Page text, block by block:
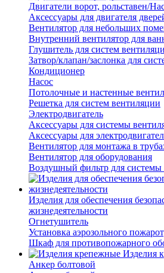
Двигатели ворот, рольставен/
Аксессуары для двигателя
Вентилятор для небольших
Внутренний вентилятор для
Глушитель для систем
Затвор/клапан/заслонка для
Кондиционер
Насос
Потолочные и настенные
Решетка для систем вентиляции
Электродвигатель
Аксессуары для системы
Аксессуары для
Вентилятор для монтажа в
Вентилятор для оборудования
Воздушный фильтр для системы
Изделия для обеспечения
жизнедеятельности
Огнетушитель
Установка аэрозольного
Шкаф для противопожарного
Изделия
Анкер болтовой